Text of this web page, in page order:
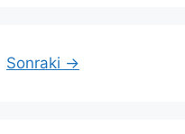
Sonraki →